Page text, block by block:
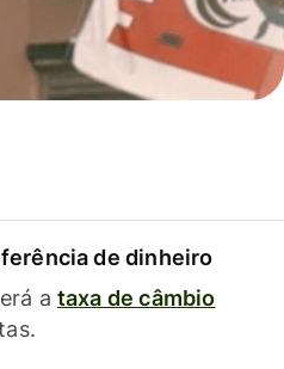
de dinheiro
a taxa de câmbio